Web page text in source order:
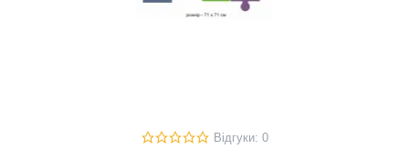
Відгуки: 0